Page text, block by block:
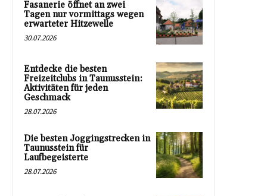
Fasanerie öffnet an zwei
Tagen nur vormittags wegen
erwarteter Hitzewelle
30.07.2026
Entdecke die besten
Freizeitclubs in Taunusstein:
Aktivitäten für jeden
Geschmack
28.07.2026
Die besten Joggingstrecken in
Taunusstein für
Laufbegeisterte
28.07.2026